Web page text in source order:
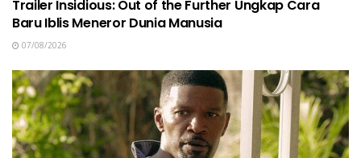
Trailer Insidious: Out of the Further Ungkap Cara
Baru Iblis Meneror Dunia Manusia
07/08/2026